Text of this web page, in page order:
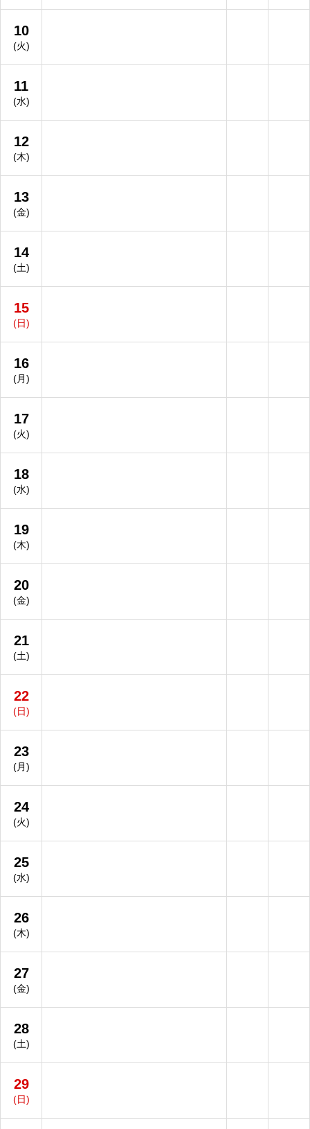
10
(火)
11
(水)
12
(木)
13
(金)
14
(土)
15
(日)
16
(月)
17
(火)
18
(水)
19
(木)
20
(金)
21
(土)
22
(日)
23
(月)
24
(火)
25
(水)
26
(木)
27
(金)
28
(土)
29
(日)